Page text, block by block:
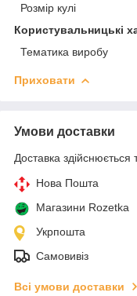
Розмір кулі
Користувальницькі
Тематика виробу
Приховати
Умови доставки
Доставка здійснюється
Нова Пошта
Магазини Rozetka
Укрпошта
Самовивіз
Всі умови доставки